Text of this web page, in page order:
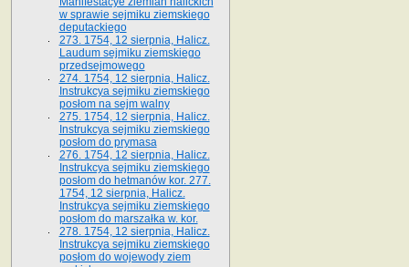
w sprawie sejmiku ziemskiego
deputackiego
273. 1754, 12 sierpnia, Halicz.
Laudum sejmiku ziemskiego
przedsejmowego
274. 1754, 12 sierpnia, Halicz.
Instrukcya sejmiku ziemskiego
posłom na sejm walny
275. 1754, 12 sierpnia, Halicz.
Instrukcya sejmiku ziemskiego
posłom do prymasa
276. 1754, 12 sierpnia, Halicz.
Instrukcya sejmiku ziemskiego
posłom do hetmanów kor. 277.
1754, 12 sierpnia, Halicz.
Instrukcya sejmiku ziemskiego
posłom do marszałka w. kor.
278. 1754, 12 sierpnia, Halicz.
Instrukcya sejmiku ziemskiego
posłom do wojewody ziem